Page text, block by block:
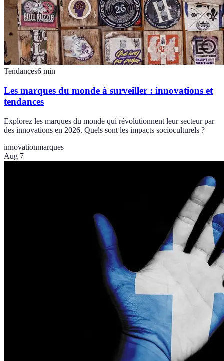
Tendances6 min
Les marques du monde à surveiller : innovations et
tendances
Explorez les marques du monde qui révolutionnent leur secteur par
des innovations en 2026. Quels sont les impacts socioculturels ?
innovationmarques
Aug 7